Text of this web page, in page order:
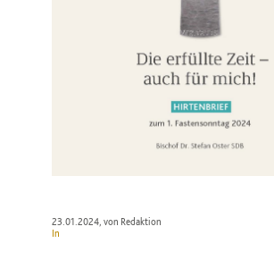
23.01.2024, von Redaktion
In